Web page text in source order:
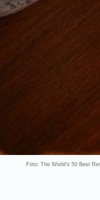
Foto: The World’s 50 Best